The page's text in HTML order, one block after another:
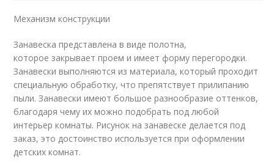
Механизм конструкции
Занавеска представлена в виде полотна,
которое закрывает проем и имеет форму перегородки.
Занавески выполняются из материала, который проходит
специальную обработку, что препятствует прилипанию
пыли. Занавески имеют большое разнообразие оттенков,
благодаря чему их можно подобрать под любой
интерьер комнаты. Рисунок на занавеске делается под
заказ, это достоинство используется при оформлении
детских комнат.